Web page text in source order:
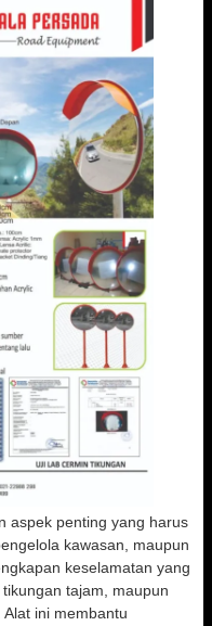
aspek penting yang harus
kawasan, maupun
keselamatan yang
tajam, maupun
. Alat ini membantu